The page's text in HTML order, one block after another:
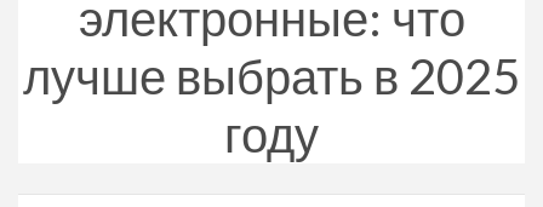
электронные: что
лучше выбрать в 2025
году